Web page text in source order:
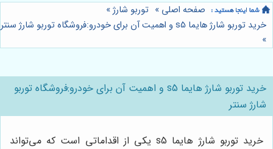
صفحه اصلی » توربو شارژ»
خرید توربو شارژ هایما s5 و اهمیت آن برای خودرو:فروشگاه توربو شارژ سنتر
»
خرید توربو شارژ هایما s5 و اهمیت آن برای خودرو:فروشگاه توربو
شارژ سنتر
خرید توربو شارژ هایما s5 یکی از اقداماتی است که می‌تواند